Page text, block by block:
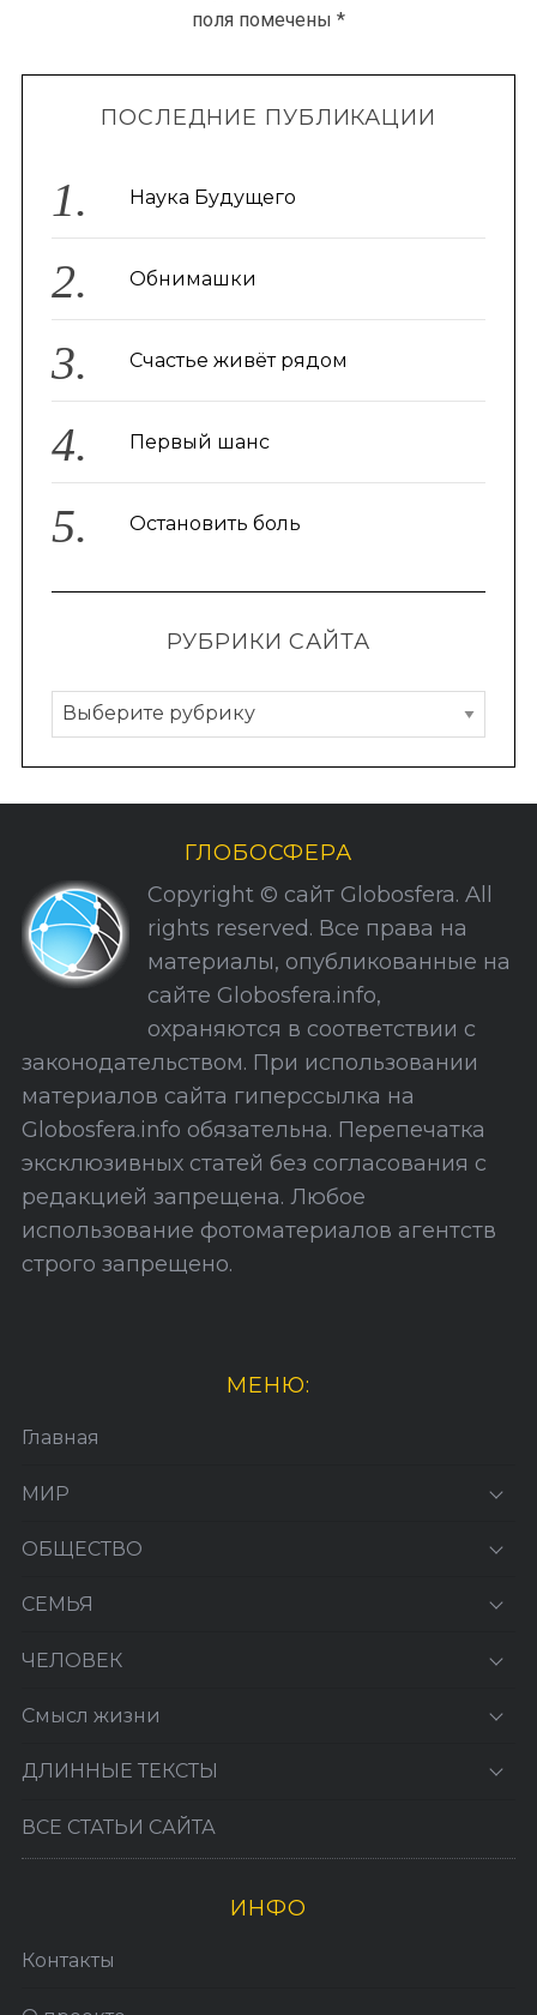
поля помечены *
ПОСЛЕДНИЕ ПУБЛИКАЦИИ
Наука Будущего
Обнимашки
Счастье живёт рядом
Первый шанс
Остановить боль
РУБРИКИ САЙТА
Р
у
б
р
и
С
а
а
ГЛОБОСФЕРА
Copyright © сайт Globosfera. All
rights reserved. Все права на
материалы, опубликованные на
сайте Globosfera.info,
охраняются в соответствии с
законодательством. При использовании
материалов сайта гиперссылка на
Globosfera.info обязательна. Перепечатка
эксклюзивных статей без согласования с
редакцией запрещена. Любое
использование фотоматериалов агентств
строго запрещено.
МЕНЮ:
Главная
МИР
ОБЩЕСТВО
СЕМЬЯ
ЧЕЛОВЕК
Смысл жизни
ДЛИННЫЕ ТЕКСТЫ
ВСЕ СТАТЬИ САЙТА
ИНФО
Контакты